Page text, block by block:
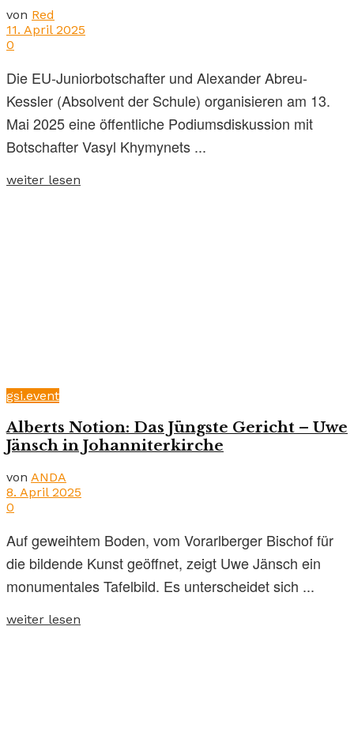
von Red
11. April 2025
0
Die EU-Juniorbotschafter und Alexander Abreu-
Kessler (Absolvent der Schule) organisieren am 13.
Mai 2025 eine öffentliche Podiumsdiskussion mit
Botschafter Vasyl Khymynets ...
weiter lesen
gsi.event
Alberts Notion: Das Jüngste Gericht – Uwe
Jänsch in Johanniterkirche
von ANDA
8. April 2025
0
Auf geweihtem Boden, vom Vorarlberger Bischof für
die bildende Kunst geöffnet, zeigt Uwe Jänsch ein
monumentales Tafelbild. Es unterscheidet sich ...
weiter lesen